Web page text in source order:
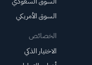
السوق الأمريكي
الخصائص
الاختيار الذكي